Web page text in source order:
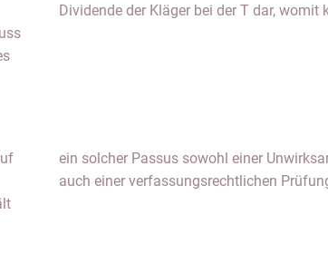
Dividende der Kläger bei der T dar, womit
auch einer verfassungsrechtlichen